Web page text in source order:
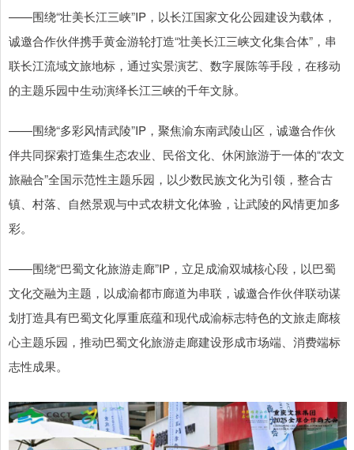
——围绕“壮美长江三峡”IP，以长江国家文化公园建设为载体，
诚邀合作伙伴携手黄金游轮打造“壮美长江三峡文化集合体”，串
联长江流域文旅地标，通过实景演艺、数字展陈等手段，在移动
的主题乐园中生动演绎长江三峡的千年文脉。
——围绕“多彩风情武陵”IP，聚焦渝东南武陵山区，诚邀合作伙
伴共同探索打造集生态农业、民俗文化、休闲旅游于一体的“农文
旅融合”全国示范性主题乐园，以少数民族文化为引领，整合古
镇、村落、自然景观与中式农耕文化体验，让武陵的风情更加多
彩。
——围绕“巴蜀文化旅游走廊”IP，立足成渝双城核心段，以巴蜀
文化交融为主题，以成渝都市廊道为串联，诚邀合作伙伴联动谋
划打造具有巴蜀文化厚重底蕴和现代成渝标志特色的文旅走廊核
心主题乐园，推动巴蜀文化旅游走廊建设形成市场端、消费端标
志性成果。